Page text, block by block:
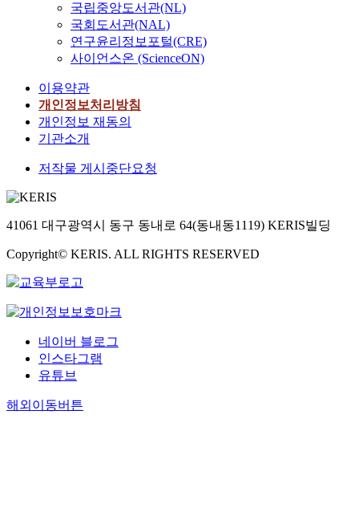
국립중앙도서관(NL)
국회도서관(NAL)
연구윤리정보포털(CRE)
사이언스온 (ScienceON)
이용약관
개인정보처리방침
개인정보 재동의
기관소개
저작물 게시중단요청
41061 대구광역시 동구 동내로 64(동내동1119) KERIS빌딩
Copyright© KERIS. ALL RIGHTS RESERVED
네이버 블로그
인스타그램
유튜브
해외이동버튼